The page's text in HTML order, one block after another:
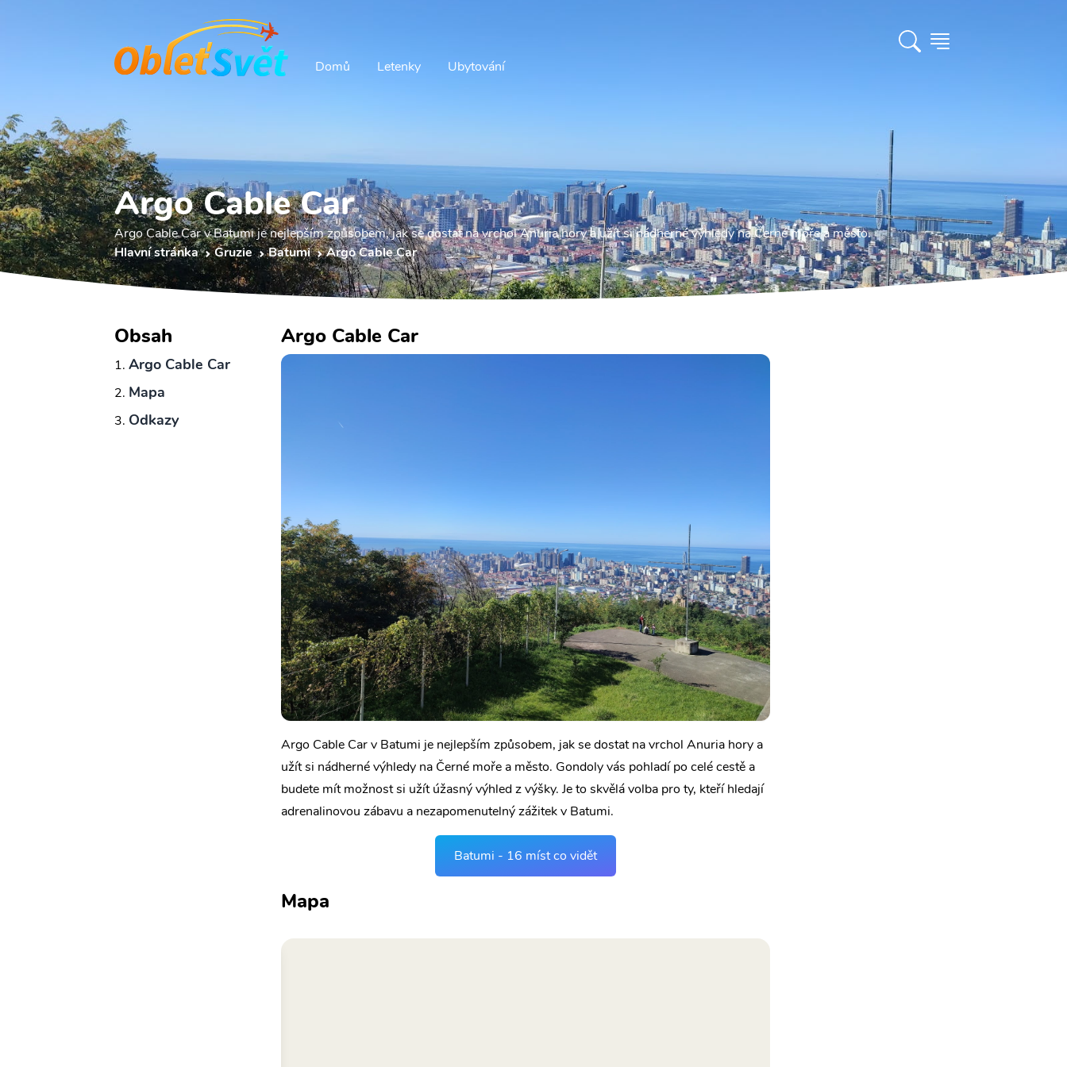
Domů Letenky Ubytování
Argo Cable Car
Argo Cable Car v Batumi je nejlepším způsobem, jak se dostat na vrchol Anuria hory a užít si nádherné výhledy na Černé moře a město.
Hlavní stránka
Gruzie Batumi Argo Cable Car
Obsah
Argo Cable Car
Mapa
Odkazy
Argo Cable Car
Argo Cable Car v Batumi je nejlepším způsobem, jak se dostat na vrchol Anuria hory a
užít si nádherné výhledy na Černé moře a město. Gondoly vás pohladí po celé cestě a
budete mít možnost si užít úžasný výhled z výšky. Je to skvělá volba pro ty, kteří hledají
adrenalinovou zábavu a nezapomenutelný zážitek v Batumi.
Batumi - 16 míst co vidět
Mapa